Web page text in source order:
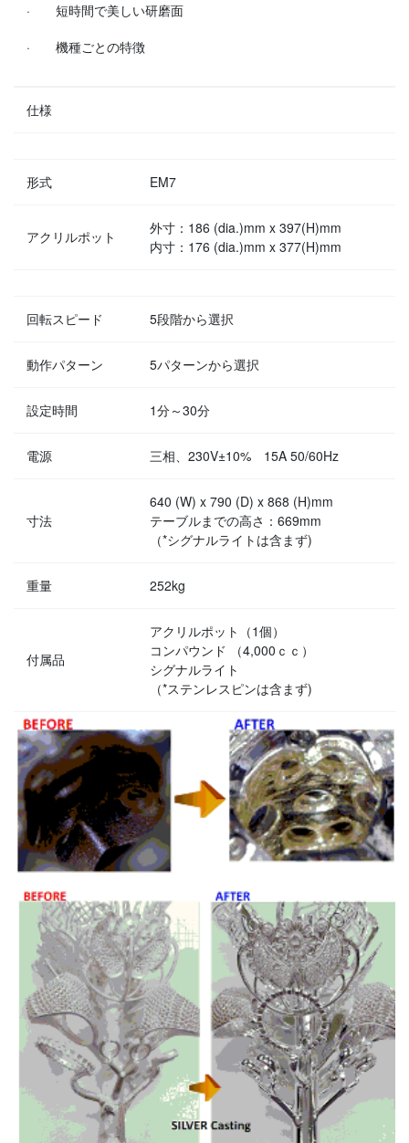
· 短時間で美しい研磨面
· 機種ごとの特徴
仕様
形式 EM7
アクリルポット
外寸：186 (dia.)mm x 397(H)mm
内寸：176 (dia.)mm x 377(H)mm
回転スピード 5段階から選択
動作パターン 5パターンから選択
設定時間 1分～30分
電源 三相、230V±10% 15A 50/60Hz
寸法
640 (W) x 790 (D) x 868 (H)mm
テーブルまでの高さ：669mm
（*シグナルライトは含まず)
重量 252kg
付属品
アクリルポット（1個）
コンパウンド （4,000ｃｃ）
シグナルライト
（*ステンレスピンは含まず)